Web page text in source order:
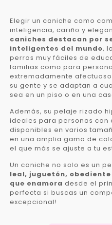
Elegir un caniche como
inteligencia, cariño y
caniches destacan por
inteligentes del mundo,
perros muy fáciles de
familias como para
extremadamente
su gente y se adaptan a
sea en un piso o en una
Además, su pelaje rizado
ideales para personas con
disponibles en varios
en una amplia gama de
el que más se ajuste a tu
Un caniche no solo es un
leal, juguetón,
que enamora desde el
perfecta si buscas un
excepcional!